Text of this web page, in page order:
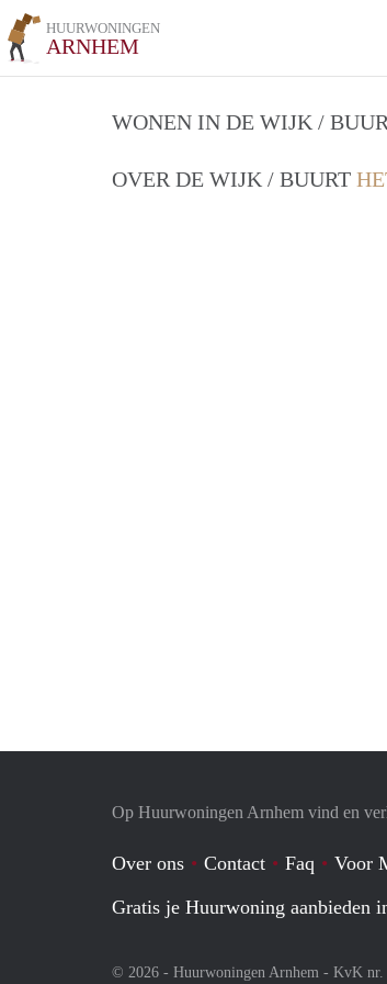
HUURWONINGEN
ARNHEM
WONEN IN DE WIJK /
OVER DE WIJK / BUURT
Op Huurwoningen Arnhem vind en
Over ons Contact Faq
Voor
Gratis je Huurwoning aanbieden
© 2026 - Huurwoningen Arnhem - KvK nr.